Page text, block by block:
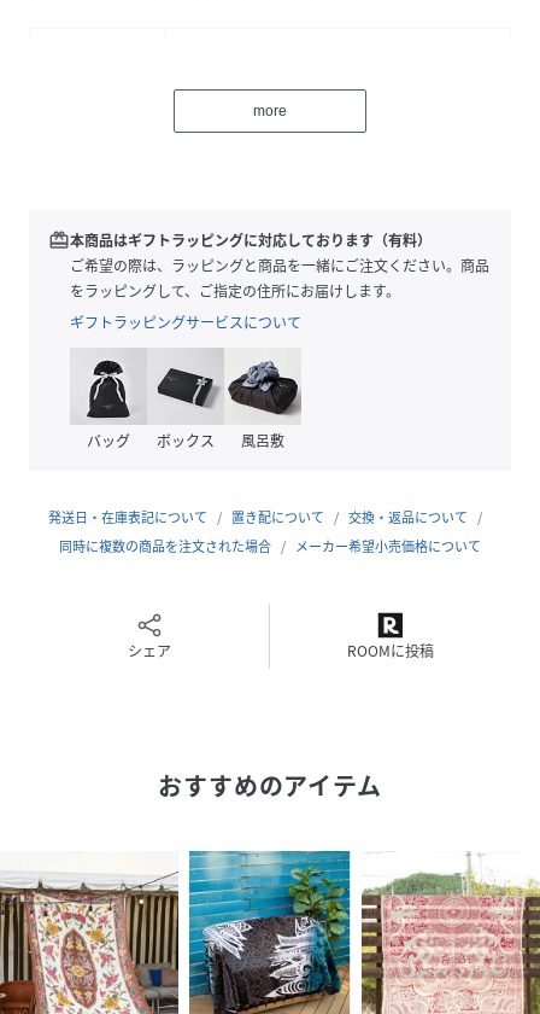
品番
KN2245_ISAP4188
( ISAP4188-2024-101-000 KN2245
more
redeem本商品はギフトラッピングに対応しております（有料）
ご希望の際は、ラッピングと商品を一緒にご注文ください。商品
をラッピングして、ご指定の住所にお届けします。
ギフトラッピングサービスについて
バッグ ボックス 風呂敷
発送日・在庫表記について 置き配について
交換・返品について
同時に複数の商品を注文された場合
メーカー希望小売価格について
シェア ROOMに投稿
おすすめのアイテム